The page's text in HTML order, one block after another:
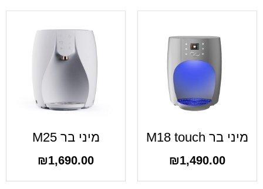
מיני בר M18 touch
₪1,490.00
מיני בר M25
₪1,690.00